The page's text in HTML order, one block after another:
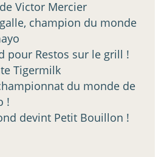
Victor Mercier
champion du monde
pour Restos sur le grill !
Tigermilk
du monde de
!
devint Petit Bouillon !